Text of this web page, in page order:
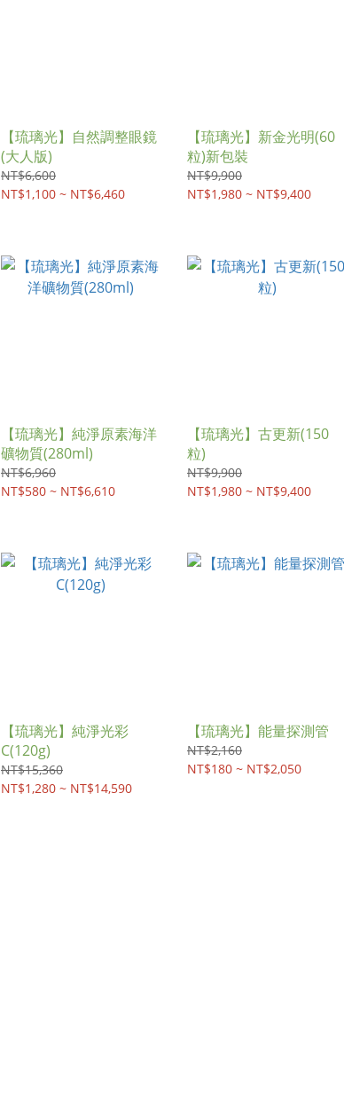
【琉璃光】自然調整眼鏡
(大人版)
NT$6,600
NT$1,100 ~ NT$6,460
【琉璃光】新金光明(60
粒)新包裝
NT$9,900
NT$1,980 ~ NT$9,400
【琉璃光】純淨原素海洋
礦物質(280ml)
NT$6,960
NT$580 ~ NT$6,610
【琉璃光】古更新(150
粒)
NT$9,900
NT$1,980 ~ NT$9,400
【琉璃光】純淨光彩
C(120g)
NT$15,360
NT$1,280 ~ NT$14,590
【琉璃光】能量探測管
NT$2,160
NT$180 ~ NT$2,050